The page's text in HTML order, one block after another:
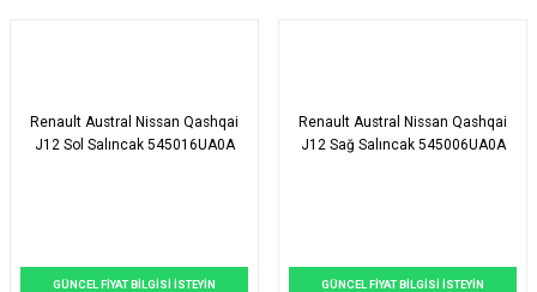
Renault Austral Nissan Qashqai
J12 Sol Salıncak 545016UA0A
GÜNCEL FİYAT BİLGİSİ İSTEYİN
Renault Austral Nissan Qashqai
J12 Sağ Salıncak 545006UA0A
GÜNCEL FİYAT BİLGİSİ İSTEYİN